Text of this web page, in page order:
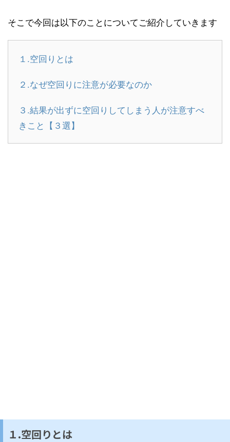
そこで今回は以下のことについてご紹介していきます
１.空回りとは
２.なぜ空回りに注意が必要なのか
３.結果が出ずに空回りしてしまう人が注意すべ
きこと【３選】
１.空回りとは